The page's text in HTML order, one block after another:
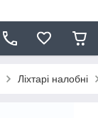
Ліхтарі налобні